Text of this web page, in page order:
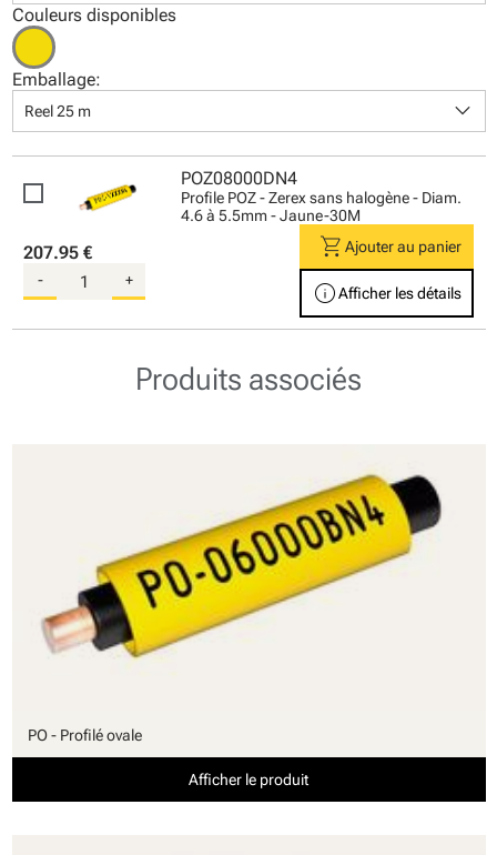
Couleurs disponibles
Emballage:
Reel 25 m keyboard_arrow_down
POZ08000DN4
Profile POZ - Zerex sans halogène - Diam.
4.6 à 5.5mm - Jaune-30M
207.95 €
- +
shopping_cart Ajouter au panier
infoAfficher les détails
Produits associés
PO - Profilé ovale
Afficher le produit